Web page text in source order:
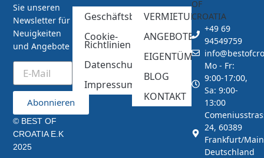
+49 69
94549759
Mo - Fr:
9:00-17:00,
Sa: 9:00-
13:00
24, 60389
Frankfurt/
Deutschland
VERMIETUNG
ANGEBOTE
EIGENTÜMER
BLOG
KONTAKT
Geschäftsbedingungen
Cookie-
Richtlinien
Datenschutzerklärung
Impressum
Sie unseren
Newsletter für
Neuigkeiten
und Angebote
Abonnieren
© BEST OF
CROATIA E.K
2025